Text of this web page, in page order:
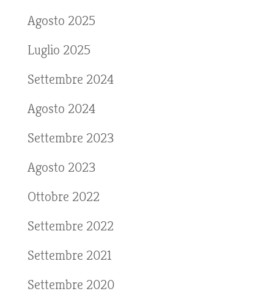
Agosto 2025
Luglio 2025
Settembre 2024
Agosto 2024
Settembre 2023
Agosto 2023
Ottobre 2022
Settembre 2022
Settembre 2021
Settembre 2020